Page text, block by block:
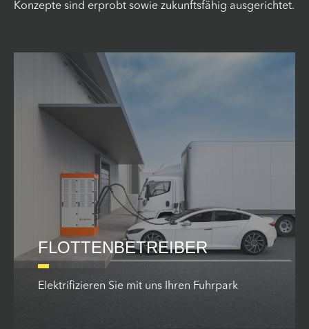
Konzepte sind erprobt sowie zukunftsfähig ausgerichtet.
FLOTTENBETREIBER
Elektrifizieren Sie mit uns Ihren Fuhrpark